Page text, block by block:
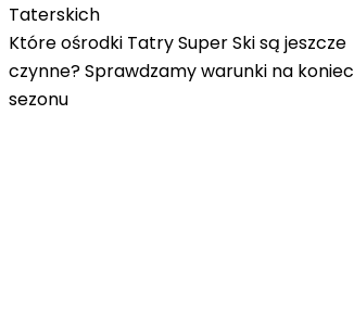
Taterskich
Które ośrodki Tatry Super Ski są jeszcze
czynne? Sprawdzamy warunki na koniec
sezonu